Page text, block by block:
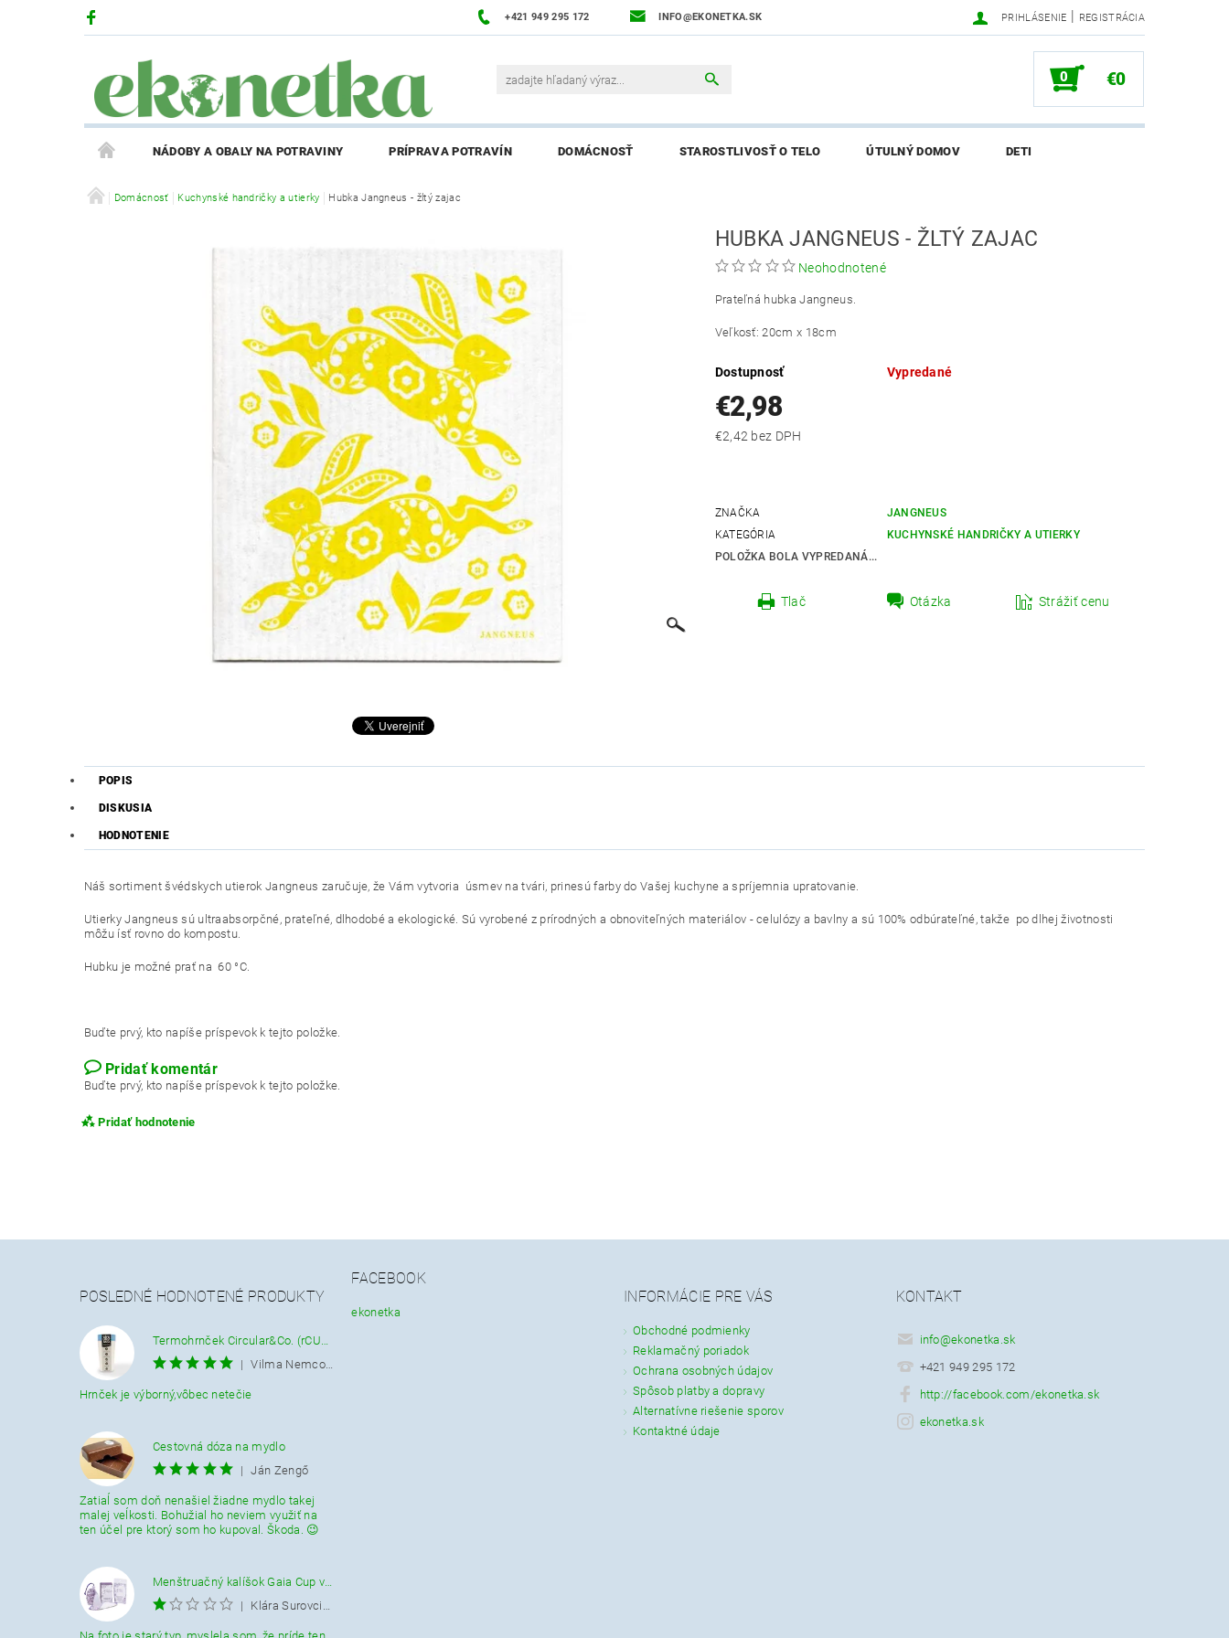
+421 949 295 172 INFO@EKONETKA.SK PRIHLÁSENIE | REGISTRÁCIA
0 €0
NÁDOBY A OBALY NA POTRAVINY PRÍPRAVA POTRAVÍN DOMÁCNOSŤ STAROSTLIVOSŤ O TELO ÚTULNÝ DOMOV DETI
PRODUKTY V ZĽAVE PRÍBEH EKONETKY NAPÍŠTE NÁM
REGISTRÁCIA AFFILIATE PARTNERA
Domácnosť Kuchynské handričky a utierky Hubka Jangneus - žltý zajac
HUBKA JANGNEUS - ŽLTÝ ZAJAC
Neohodnotené
Prateľná hubka Jangneus.
Veľkosť: 20cm x 18cm
Dostupnosť Vypredané
€2,98
€2,42 bez DPH
ZNAČKA
JANGNEUS
KATEGÓRIA
KUCHYNSKÉ HANDRIČKY A UTIERKY
POLOŽKA BOLA VYPREDANÁ...
Tlač Otázka Strážiť cenu
POPIS
DISKUSIA
HODNOTENIE
Náš sortiment švédskych utierok Jangneus zaručuje, že Vám vytvoria úsmev na tvári, prinesú farby do Vašej kuchyne a spríjemnia upratovanie.
Utierky Jangneus sú ultraabsorpčné, prateľné, dlhodobé a ekologické. Sú vyrobené z prírodných a obnoviteľných materiálov - celulózy a bavlny a sú 100% odbúrateľné, takže po dlhej životnosti
môžu ísť rovno do kompostu.
Hubku je možné prať na 60 °C.
Buďte prvý, kto napíše príspevok k tejto položke.
Pridať komentár
Buďte prvý, kto napíše príspevok k tejto položke.
Pridať hodnotenie
POSLEDNÉ HODNOTENÉ PRODUKTY
|
Vilma Nemcová
Hrnček je výborný,vôbec netečie
Cestovná dóza na mydlo
|
Ján Zengő
Zatiaĺ som doň nenašiel žiadne mydlo takej
malej veĺkosti. Bohužial ho neviem využiť na
ten účel pre ktorý som ho kupoval. Škoda. 😉
|
Klára Surovcikova
FACEBOOK
ekonetka
INFORMÁCIE PRE VÁS
Obchodné podmienky
Reklamačný poriadok
Ochrana osobných údajov
Spôsob platby a dopravy
Alternatívne riešenie sporov
Kontaktné údaje
KONTAKT
info@ekonetka.sk
+421 949 295 172
http://facebook.com/ekonetka.sk
ekonetka.sk